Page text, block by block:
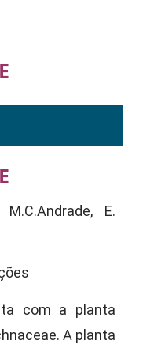
M.C.Andrade, E.
com a planta
A planta